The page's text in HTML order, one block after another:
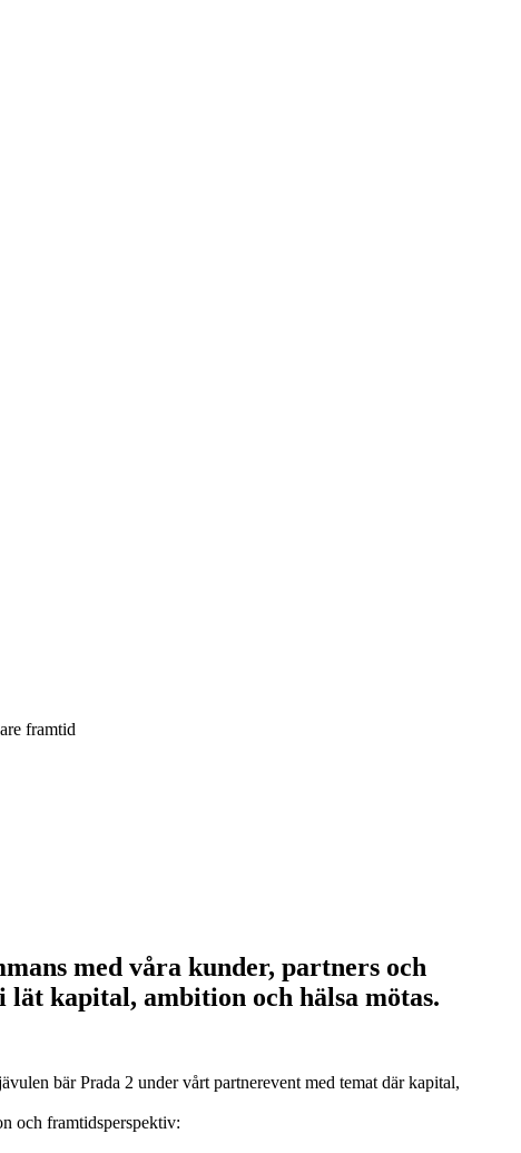
framtid
med våra kunder, partners och
kapital, ambition och hälsa mötas.
bär Prada 2 under vårt partnerevent med temat där kapital,
och framtidsperspektiv: